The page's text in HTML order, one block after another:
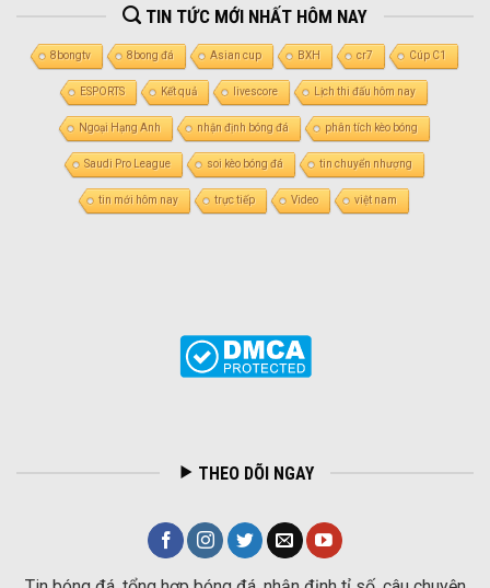
TIN TỨC MỚI NHẤT HÔM NAY
8bongtv 8bong đá Asian cup BXH cr7 Cúp C1
ESPORTS Kết quả livescore Lịch thi đấu hôm nay
Ngoại Hạng Anh nhận định bóng đá phân tích kèo bóng
Saudi Pro League soi kèo bóng đá tin chuyển nhượng
tin mới hôm nay trực tiếp Video việt nam
THEO DÕI NGAY